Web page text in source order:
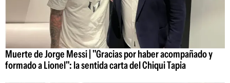
Muerte de Jorge Messi | "Gracias por haber acompañado y
formado a Lionel": la sentida carta del Chiqui Tapia